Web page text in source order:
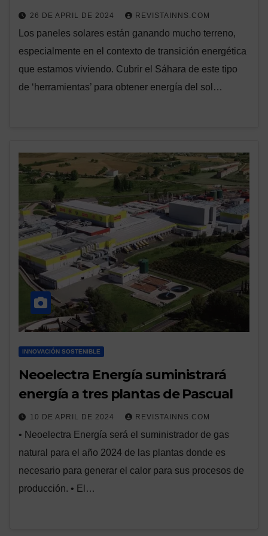
26 DE APRIL DE 2024 REVISTAINNS.COM
Los paneles solares están ganando mucho terreno,
especialmente en el contexto de transición energética
que estamos viviendo. Cubrir el Sáhara de este tipo
de ‘herramientas’ para obtener energía del sol…
INNOVACIÓN SOSTENIBLE
Neoelectra Energía suministrará
energía a tres plantas de Pascual
10 DE APRIL DE 2024 REVISTAINNS.COM
• Neoelectra Energía será el suministrador de gas
natural para el año 2024 de las plantas donde es
necesario para generar el calor para sus procesos de
producción. • El…